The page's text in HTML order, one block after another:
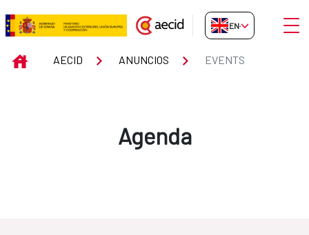
Skip to Main Content
Events
EN-GB
INICIOAECID ANUNCIOS EVENTS
Agenda